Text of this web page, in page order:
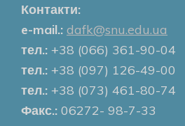
Контакти:
e-mail.: dafk@snu.edu.ua
тел.: +38 (066) 361-90-04
тел.: +38 (097) 126-49-00
тел.: +38 (073) 461-80-74
Факс.: 06272- 98-7-33